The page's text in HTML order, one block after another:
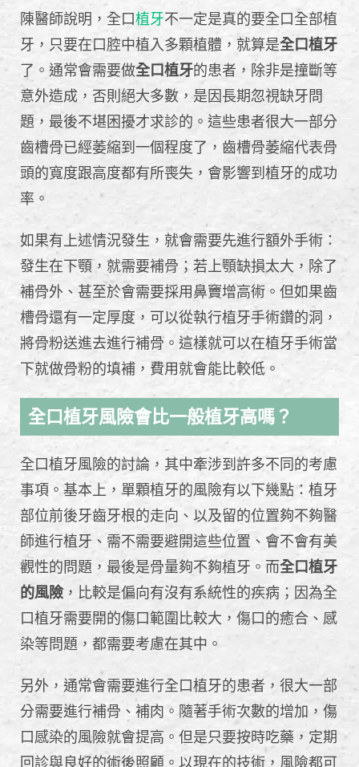
陳醫師說明，全口植牙不一定是真的要全口全部植
牙，只要在口腔中植入多顆植體，就算是全口植牙
了。通常會需要做全口植牙的患者，除非是撞斷等
意外造成，否則絕大多數，是因長期忽視缺牙問
題，最後不堪困擾才求診的。這些患者很大一部分
齒槽骨已經萎縮到一個程度了，齒槽骨萎縮代表骨
頭的寬度跟高度都有所喪失，會影響到植牙的成功
率。
如果有上述情況發生，就會需要先進行額外手術：
發生在下顎，就需要補骨；若上顎缺損太大，除了
補骨外、甚至於會需要採用鼻竇增高術。但如果齒
槽骨還有一定厚度，可以從執行植牙手術鑽的洞，
將骨粉送進去進行補骨。這樣就可以在植牙手術當
下就做骨粉的填補，費用就會能比較低。
全口植牙風險會比一般植牙高嗎？
全口植牙風險的討論，其中牽涉到許多不同的考慮
事項。基本上，單顆植牙的風險有以下幾點：植牙
部位前後牙齒牙根的走向、以及留的位置夠不夠醫
師進行植牙、需不需要避開這些位置、會不會有美
觀性的問題，最後是骨量夠不夠植牙。而全口植牙
的風險 ，比較是偏向有沒有系統性的疾病；因為全
口植牙需要開的傷口範圍比較大，傷口的癒合、感
染等問題，都需要考慮在其中。
另外，通常會需要進行全口植牙的患者，很大一部
分需要進行補骨、補肉。隨著手術次數的增加，傷
口感染的風險就會提高。但是只要按時吃藥，定期
回診與良好的術後照顧。以現在的技術，風險都可